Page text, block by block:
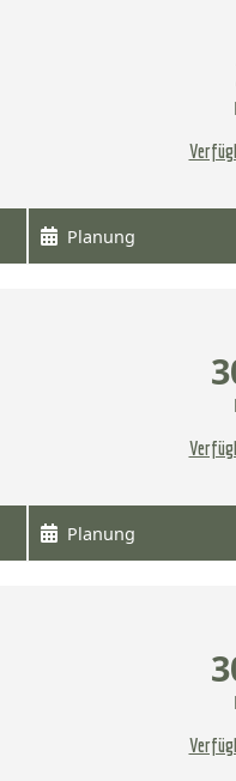
Planung
Planung